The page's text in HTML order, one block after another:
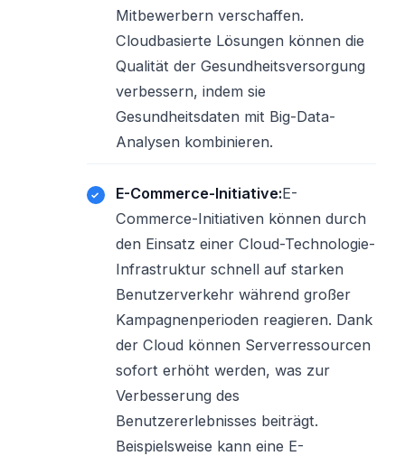
Mitbewerbern verschaffen.
Cloudbasierte Lösungen können die
Qualität der Gesundheitsversorgung
verbessern, indem sie
Gesundheitsdaten mit Big-Data-
Analysen kombinieren.
E-Commerce-Initiative:E-
Commerce-Initiativen können durch
den Einsatz einer Cloud-Technologie-
Infrastruktur schnell auf starken
Benutzerverkehr während großer
Kampagnenperioden reagieren. Dank
der Cloud können Serverressourcen
sofort erhöht werden, was zur
Verbesserung des
Benutzererlebnisses beiträgt.
Beispielsweise kann eine E-